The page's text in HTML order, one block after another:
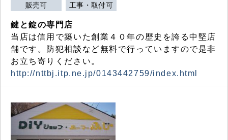
販売可 工事・取付可
鍵と錠の専門店
当店は信用で築いた創業４０年の歴史を誇る中堅店
舗です。防犯相談など無料で行っていますので是非
お立ち寄りください。
http://nttbj.itp.ne.jp/0143442759/index.html